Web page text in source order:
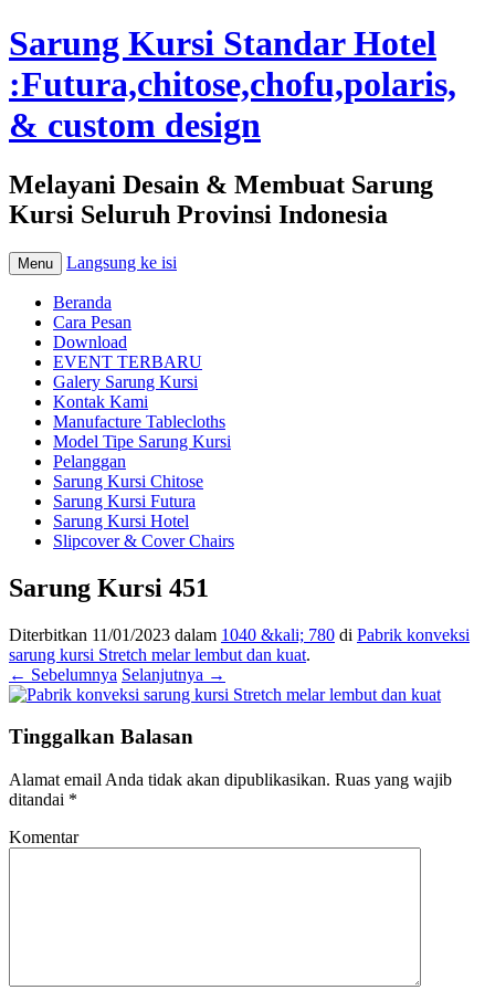
Sarung Kursi Standar Hotel
:Futura,chitose,chofu,polaris,
& custom design
Melayani Desain & Membuat Sarung
Kursi Seluruh Provinsi Indonesia
Menu Langsung ke isi
Beranda
Cara Pesan
Download
EVENT TERBARU
Galery Sarung Kursi
Kontak Kami
Manufacture Tablecloths
Model Tipe Sarung Kursi
Pelanggan
Sarung Kursi Chitose
Sarung Kursi Futura
Sarung Kursi Hotel
Slipcover & Cover Chairs
Sarung Kursi 451
Diterbitkan 11/01/2023 dalam 1040 &kali; 780 di Pabrik konveksi
sarung kursi Stretch melar lembut dan kuat.
← Sebelumnya Selanjutnya →
Tinggalkan Balasan
Alamat email Anda tidak akan dipublikasikan. Ruas yang wajib
ditandai *
Komentar